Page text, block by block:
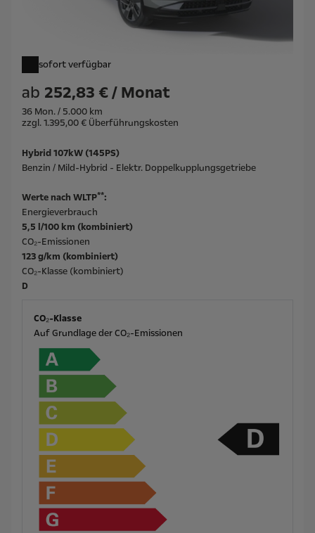
sofort verfügbar
ab 252,83 € / Monat
36 Mon. / 5.000 km
zzgl. 1.395,00 € Überführungskosten
Hybrid 107kW (145PS)
Benzin / Mild-Hybrid - Elektr. Doppelkupplungsgetriebe
Werte nach WLTP**:
Energieverbrauch
5,5 l/100 km (kombiniert)
CO₂-Emissionen
123 g/km (kombiniert)
CO₂-Klasse (kombiniert)
D
CO₂-Klasse
Auf Grundlage der CO₂-Emissionen